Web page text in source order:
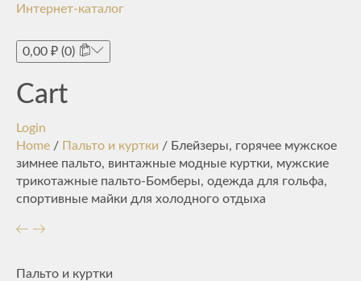
Интернет-каталог
0,00 ₽ (0)
Cart
Login
Home / Пальто и куртки / Блейзеры, горячее мужское
зимнее пальто, винтажные модные куртки, мужские
трикотажные пальто-Бомберы, одежда для гольфа,
спортивные майки для холодного отдыха
Пальто и куртки